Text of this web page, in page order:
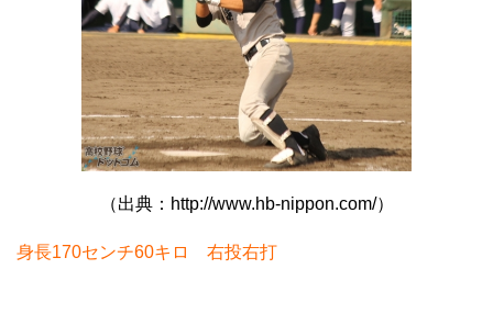
（出典：http://www.hb-nippon.com/）
身長170センチ60キロ 右投右打